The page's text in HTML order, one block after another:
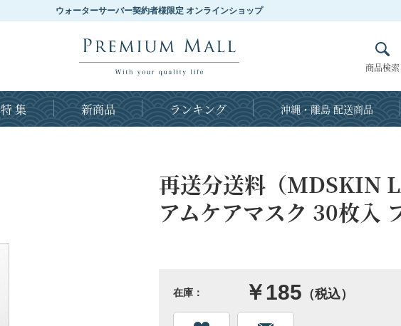
ウォーターサーバー契約者様限定 オンラインショップ
商品検索
特 集 新商品 ランキング 沖縄・離島 配送商品
再送分送料（MDSKIN
アムケアマスク 30枚入
在庫： ￥185 （税込）